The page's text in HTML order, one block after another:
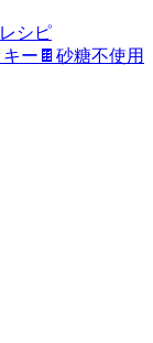
シピ
ー🍫砂糖不使用